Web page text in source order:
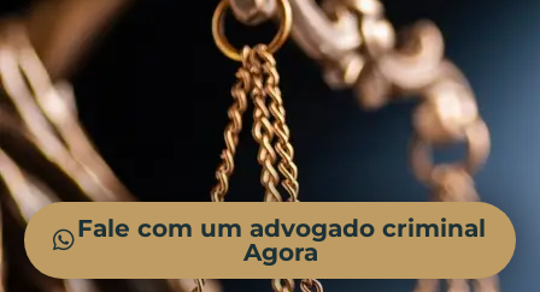
Fale com um advogado criminal
Agora